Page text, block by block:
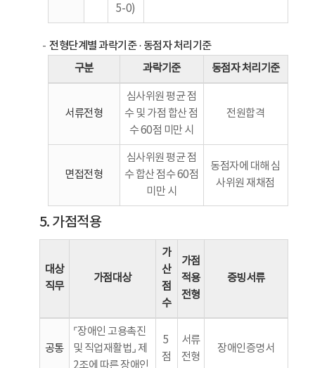
5-0)
전형단계별 과락기준 · 동점자 처리기준
구분 과락기준 동점자 처리기준
서류전형
심사위원 평균 점
수 및 가점 합산 점
수 60점 미만 시
전원합격
면접전형
심사위원 평균 점
수 합산 점수 60점
미만 시
동점자에 대해 심
사위원 재채점
5. 가점적용
대상
직무
가점대상
가
산
점
수
가점
적용
전형
증빙서류
공통
⌜장애인 고용촉진
및 직업재활법⌟ 제
2조에 따른 장애인
5
점
서류
전형
장애인증명서